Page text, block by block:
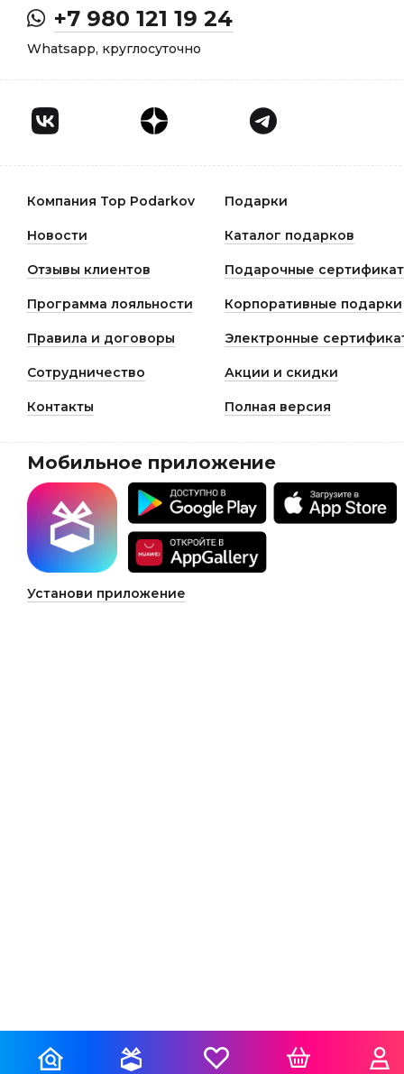
+7 980 121 19 24
Whatsapp, круглосуточно
Компания Top Podarkov Подарки
Новости Каталог подарков
Отзывы клиентов Подарочные
Программа лояльности Корпоративные подарки
Правила и договоры Электронные
Сотрудничество Акции и скидки
Контакты Полная версия
Мобильное приложение
Установи приложение